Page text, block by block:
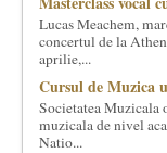
cei care il
Lucas Meachem,
concertul de la
aprilie,...
Cursul de Muzica
Societatea Muzicala
muzicala de nivel
Natio...